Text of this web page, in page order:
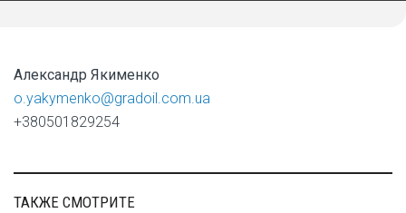
Александр Якименко
o.yakymenko@gradoil.com.ua
+380501829254
ТАКЖЕ СМОТРИТЕ